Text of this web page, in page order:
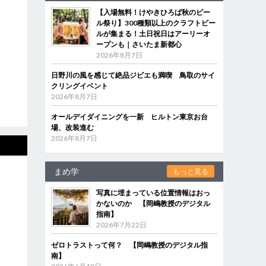
【入場無料！けやきひろば秋のビー
ル祭り】300種類以上のクラフトビー
ルが集まる！土日祝日はアーリーオ
ープンも｜さいたま新都心
2026年8月7日
日野川の風を感じて絶品ジビエも満喫 鳥取のサイ
クリングイベント
2026年8月7日
オールデイダイニングを一新 ヒルトン東京お台
場、改装進む
2026年8月7日
まめ学 もっと見る
写真に埋まっている位置情報はおっ
かないのか 【岡嶋教授のデジタル
指南】
2026年7月22日
ゼロトラストって何？ 【岡嶋教授のデジタル指
南】